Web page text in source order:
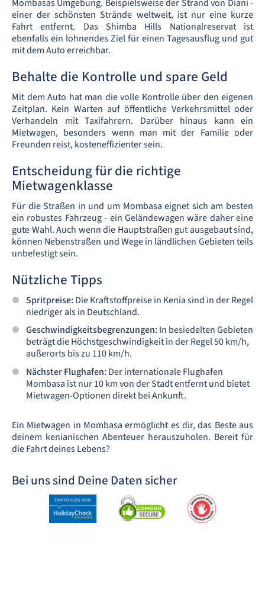
Mombasas Umgebung. Beispielsweise der Strand von Diani -
einer der schönsten Strände weltweit, ist nur eine kurze
Fahrt entfernt. Das Shimba Hills Nationalreservat ist
ebenfalls ein lohnendes Ziel für einen Tagesausflug und gut
mit dem Auto erreichbar.
Behalte die Kontrolle und spare Geld
Mit dem Auto hat man die volle Kontrolle über den eigenen
Zeitplan. Kein Warten auf öffentliche Verkehrsmittel oder
Verhandeln mit Taxifahrern. Darüber hinaus kann ein
Mietwagen, besonders wenn man mit der Familie oder
Freunden reist, kosteneffizienter sein.
Entscheidung für die richtige
Mietwagenklasse
Für die Straßen in und um Mombasa eignet sich am besten
ein robustes Fahrzeug - ein Geländewagen wäre daher eine
gute Wahl. Auch wenn die Hauptstraßen gut ausgebaut sind,
können Nebenstraßen und Wege in ländlichen Gebieten teils
unbefestigt sein.
Nützliche Tipps
Spritpreise: Die Kraftstoffpreise in Kenia sind in der Regel
niedriger als in Deutschland.
Geschwindigkeitsbegrenzungen: In besiedelten Gebieten
beträgt die Höchstgeschwindigkeit in der Regel 50 km/h,
außerorts bis zu 110 km/h.
Nächster Flughafen: Der internationale Flughafen
Mombasa ist nur 10 km von der Stadt entfernt und bietet
Mietwagen-Optionen direkt bei Ankunft.
Ein Mietwagen in Mombasa ermöglicht es dir, das Beste aus
deinem kenianischen Abenteuer herauszuholen. Bereit für
die Fahrt deines Lebens?
Bei uns sind Deine Daten sicher